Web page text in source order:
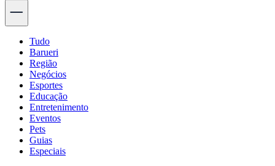
Tudo
Barueri
Região
Negócios
Esportes
Educação
Entretenimento
Eventos
Pets
Guias
Especiais